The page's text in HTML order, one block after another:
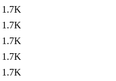
1.7K
1.7K
1.7K
1.7K
1.7K